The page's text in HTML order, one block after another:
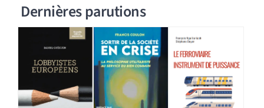
Dernières parutions